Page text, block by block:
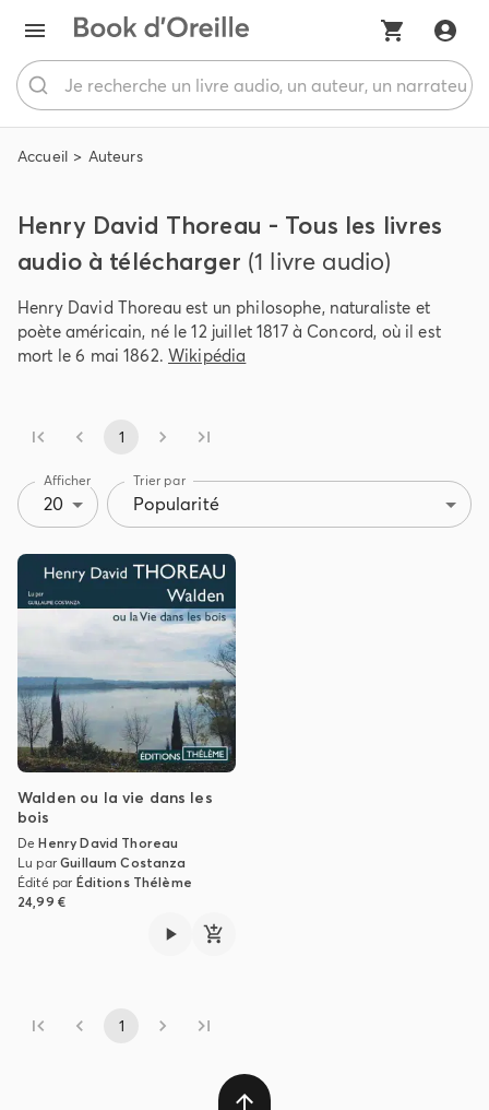
Accueil Auteurs
Henry David Thoreau - Tous les livres
audio à télécharger (1 livre audio)
Henry David Thoreau est un philosophe, naturaliste et
poète américain, né le 12 juillet 1817 à Concord, où il est
mort le 6 mai 1862.Wikipédia
1
Afficher
20
Trier par
Popularité
Walden ou la vie dans les
bois
DeHenry David Thoreau
Lu parGuillaum Costanza
Édité par Éditions Thélème
24,99 €
1